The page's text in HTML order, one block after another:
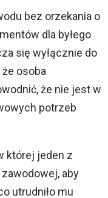
bez orzekania o
dla byłego
się wyłącznie do
osoba
że nie jest w
potrzeb
której jeden z
aby
utrudniło mu